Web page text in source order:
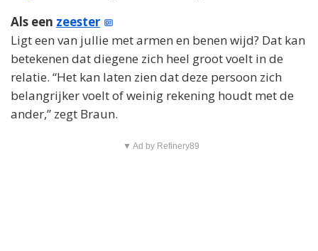
Als een zeester
Ligt een van jullie met armen en benen wijd? Dat kan
betekenen dat diegene zich heel groot voelt in de
relatie. “Het kan laten zien dat deze persoon zich
belangrijker voelt of weinig rekening houdt met de
ander,” zegt Braun.
▼ Ad by Refinery89